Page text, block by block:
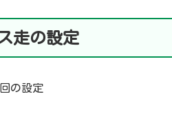
走の設定
の設定